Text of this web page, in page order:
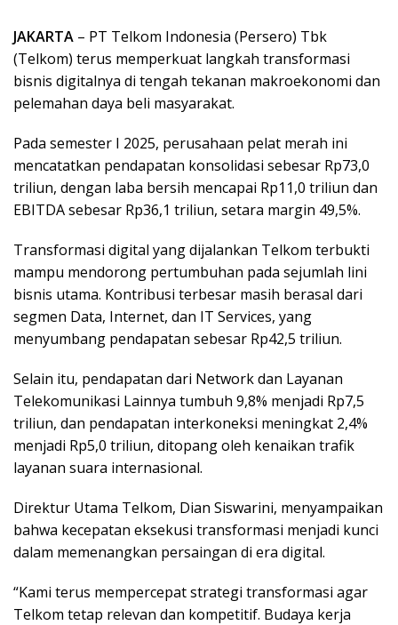
JAKARTA – PT Telkom Indonesia (Persero) Tbk
(Telkom) terus memperkuat langkah transformasi
bisnis digitalnya di tengah tekanan makroekonomi dan
pelemahan daya beli masyarakat.
Pada semester I 2025, perusahaan pelat merah ini
mencatatkan pendapatan konsolidasi sebesar Rp73,0
triliun, dengan laba bersih mencapai Rp11,0 triliun dan
EBITDA sebesar Rp36,1 triliun, setara margin 49,5%.
Transformasi digital yang dijalankan Telkom terbukti
mampu mendorong pertumbuhan pada sejumlah lini
bisnis utama. Kontribusi terbesar masih berasal dari
segmen Data, Internet, dan IT Services, yang
menyumbang pendapatan sebesar Rp42,5 triliun.
Selain itu, pendapatan dari Network dan Layanan
Telekomunikasi Lainnya tumbuh 9,8% menjadi Rp7,5
triliun, dan pendapatan interkoneksi meningkat 2,4%
menjadi Rp5,0 triliun, ditopang oleh kenaikan trafik
layanan suara internasional.
Direktur Utama Telkom, Dian Siswarini, menyampaikan
bahwa kecepatan eksekusi transformasi menjadi kunci
dalam memenangkan persaingan di era digital.
“Kami terus mempercepat strategi transformasi agar
Telkom tetap relevan dan kompetitif. Budaya kerja